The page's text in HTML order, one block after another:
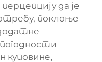
да је
поклоње
куповине,